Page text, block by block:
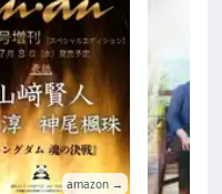
amazon →